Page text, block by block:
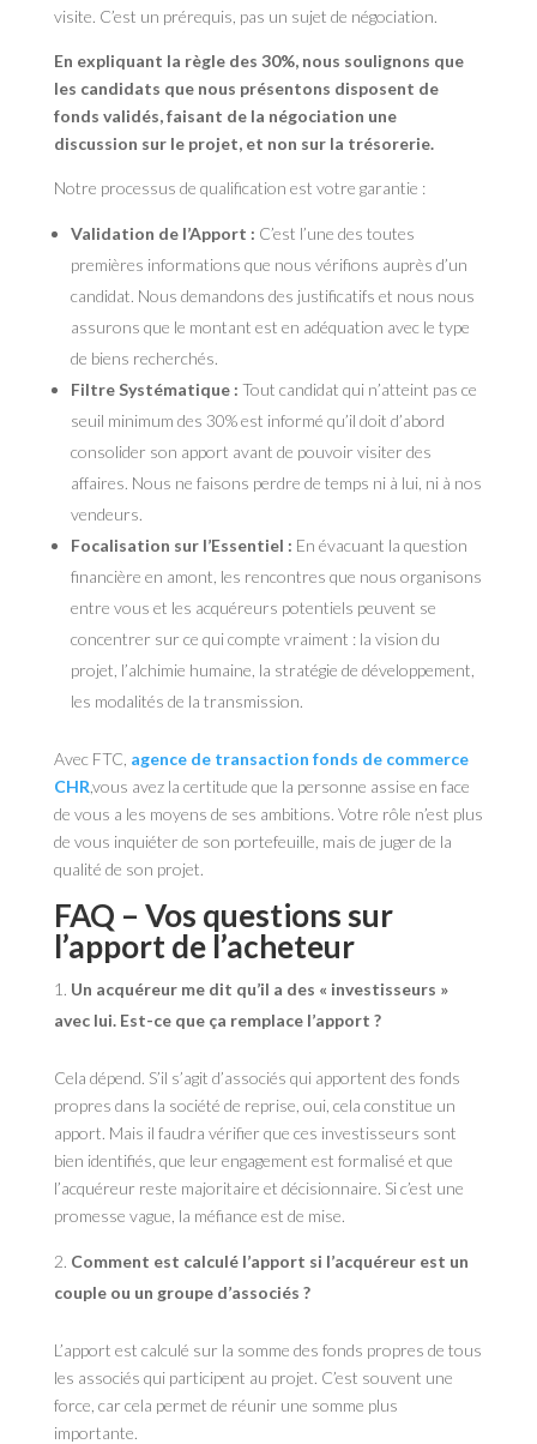
visite. C’est un prérequis, pas un sujet de négociation.
En expliquant la règle des 30%, nous soulignons que
les candidats que nous présentons disposent de
fonds validés, faisant de la négociation une
discussion sur le projet, et non sur la trésorerie.
Notre processus de qualification est votre garantie :
Validation de l’Apport : C’est l’une des toutes
premières informations que nous vérifions auprès d’un
candidat. Nous demandons des justificatifs et nous nous
assurons que le montant est en adéquation avec le type
de biens recherchés.
Filtre Systématique : Tout candidat qui n’atteint pas ce
seuil minimum des 30% est informé qu’il doit d’abord
consolider son apport avant de pouvoir visiter des
affaires. Nous ne faisons perdre de temps ni à lui, ni à nos
vendeurs.
Focalisation sur l’Essentiel : En évacuant la question
financière en amont, les rencontres que nous organisons
entre vous et les acquéreurs potentiels peuvent se
concentrer sur ce qui compte vraiment : la vision du
projet, l’alchimie humaine, la stratégie de développement,
les modalités de la transmission.
Avec FTC, agence de transaction fonds de commerce
CHR,vous avez la certitude que la personne assise en face
de vous a les moyens de ses ambitions. Votre rôle n’est plus
de vous inquiéter de son portefeuille, mais de juger de la
qualité de son projet.
FAQ – Vos questions sur
l’apport de l’acheteur
Un acquéreur me dit qu’il a des « investisseurs »
avec lui. Est-ce que ça remplace l’apport ?
Cela dépend. S’il s’agit d’associés qui apportent des fonds
propres dans la société de reprise, oui, cela constitue un
apport. Mais il faudra vérifier que ces investisseurs sont
bien identifiés, que leur engagement est formalisé et que
l’acquéreur reste majoritaire et décisionnaire. Si c’est une
promesse vague, la méfiance est de mise.
Comment est calculé l’apport si l’acquéreur est un
couple ou un groupe d’associés ?
L’apport est calculé sur la somme des fonds propres de tous
les associés qui participent au projet. C’est souvent une
force, car cela permet de réunir une somme plus
importante.